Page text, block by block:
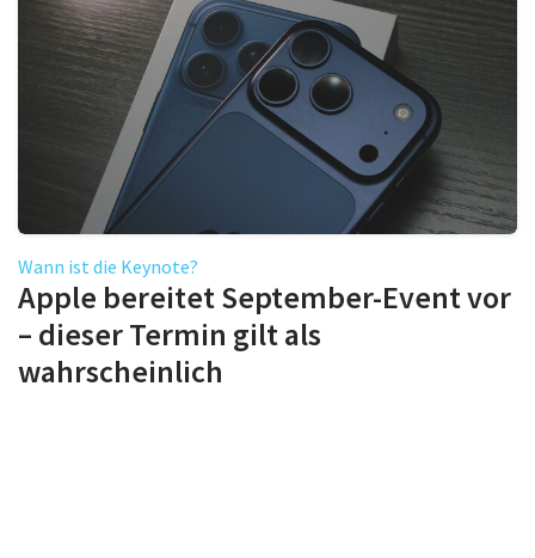
Wann ist die Keynote?
Apple bereitet September-Event vor
– dieser Termin gilt als
wahrscheinlich